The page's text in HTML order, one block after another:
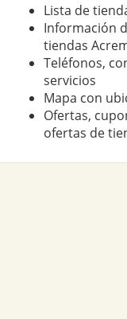
Lista de
Información
tiendas
Teléfonos,
servicios
Mapa con
Ofertas,
ofertas de